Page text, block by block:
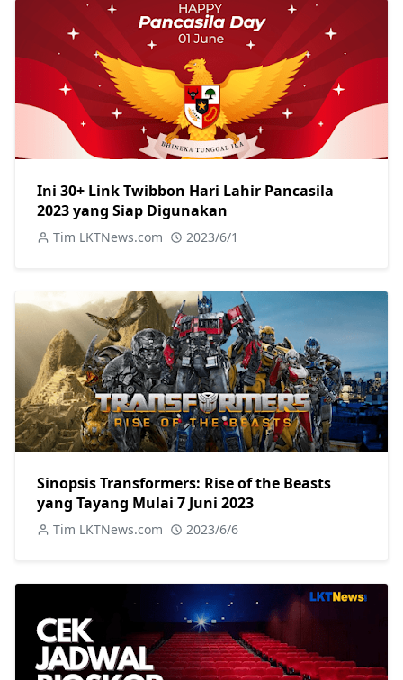
Ini 30+ Link Twibbon Hari Lahir Pancasila
2023 yang Siap Digunakan
Tim LKTNews.com 2023/6/1
Sinopsis Transformers: Rise of the Beasts
yang Tayang Mulai 7 Juni 2023
Tim LKTNews.com 2023/6/6